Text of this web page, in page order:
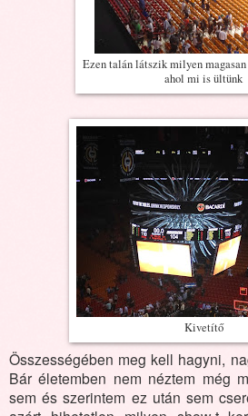
Ezen talán látszik milyen
ahol mi is ültünk
Kivetítő
Összességében meg kell hagyni,
Bár életemben nem néztem még
sem és szerintem ez után sem